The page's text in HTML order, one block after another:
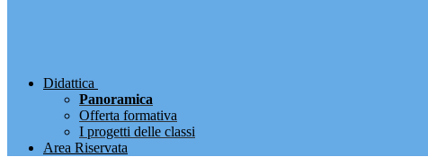
Didattica
Panoramica
Offerta formativa
I progetti delle classi
Area Riservata